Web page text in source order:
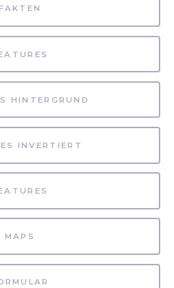
HINTERGRUND
INVERTIERT
MAPS